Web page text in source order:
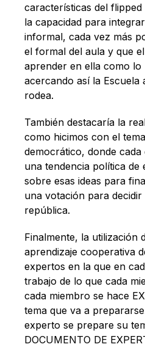
características del
la capacidad para
informal, cada vez más
el formal del aula y que
aprender en ella como lo
acercando así la Escuela
rodea.
También destacaría la
como hicimos con el
democrático, donde
una tendencia política de
sobre esas ideas para
una votación para
república.
Finalmente, la utilización
aprendizaje cooperativa
expertos en la que en
trabajo de lo que cada
cada miembro se hace
tema que va a
experto se prepare su
DOCUMENTO DE